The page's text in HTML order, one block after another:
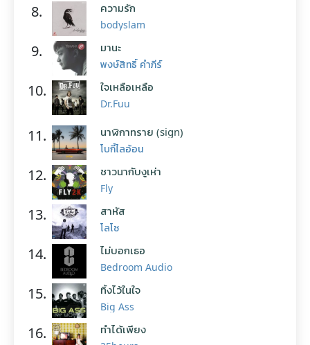
8. ความรัก
bodyslam
9. มานะ
พงษ์สิทธิ์ คำภีร์
10. ใจเหลือเหลือ
Dr.Fuu
11. นาฬิกาทราย (sign)
โบกี้ไลอ้อน
12. ชาวนากับงูเห่า
Fly
13. สาหัส
โลโซ
14. ไม่บอกเธอ
Bedroom Audio
15. ทิ้งไว้ในใจ
Big Ass
16. ทำได้เพียง